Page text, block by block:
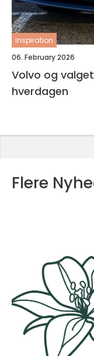
inspiration
06. February 2026
Volvo og
hverdagen
Flere